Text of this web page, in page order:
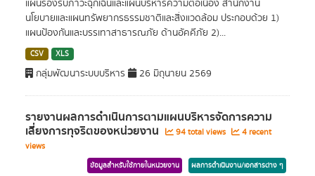
แผนรองรับภาวะฉุกเฉินและแผนบริหารความต่อเนื่อง สำนักงาน
นโยบายและแผนทรัพยากรธรรมชาติและสิ่งแวดล้อม ประกอบด้วย 1)
แผนป้องกันและบรรเทาสาธารณภัย ด้านอัคคีภัย 2)...
CSV XLS
กลุ่มพัฒนาระบบบริหาร 26 มิถุนายน 2569
รายงานผลการดำเนินการตามแผนบริหารจัดการความ
เสี่ยงการทุจริตของหน่วยงาน 94 total views
4 recent
views
ข้อมูลสำหรับใช้ภายในหน่วยงาน ผลการดำเนินงาน/เอกสารต่าง ๆ